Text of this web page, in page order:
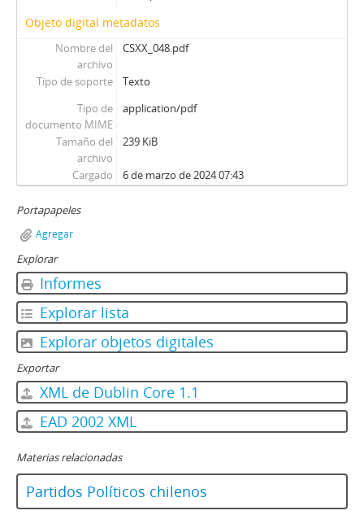
Objeto digital metadatos
Nombre del
archivo
CSXX_048.pdf
Tipo de soporte
Texto
Tipo de
documento MIME
application/pdf
Tamaño del
archivo
239 KiB
Cargado 6 de marzo de 2024 07:43
Portapapeles
Agregar
Explorar
Informes
Explorar lista
Explorar objetos digitales
Exportar
XML de Dublin Core 1.1
EAD 2002 XML
Materias relacionadas
Partidos Políticos chilenos